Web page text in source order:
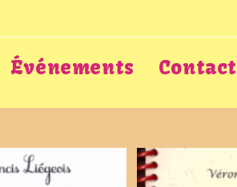
Événements Contact